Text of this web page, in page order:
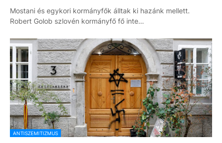
Mostani és egykori kormányfők álltak ki hazánk mellett.
Robert Golob szlovén kormányfő fő inte…
ANTISZEMITIZMUS